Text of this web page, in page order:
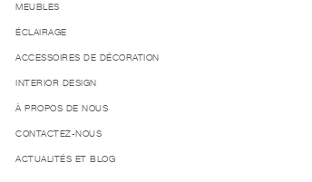
MEUBLES
ÉCLAIRAGE
ACCESSOIRES DE DÉCORATION
INTERIOR DESIGN
À PROPOS DE NOUS
CONTACTEZ-NOUS
ACTUALITÉS ET BLOG